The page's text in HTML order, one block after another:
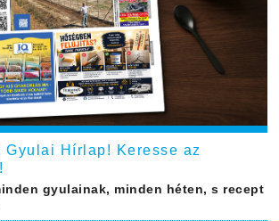
Gyulai Hírlap! Keresse az
gyulainak, minden héten, s recept